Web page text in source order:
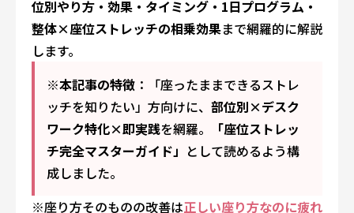
位別やり方・効果・タイミング・1日プログラム・
整体×座位ストレッチの相乗効果まで網羅的に解説
します。
※本記事の特徴 ：「座ったままできるストレ
ッチを知りたい」方向けに、 部位別×デスク
ワーク特化×即実践を網羅。
「座位ストレッ
チ完全マスターガイド」 として読めるよう構
成しました。
※座り方そのものの改善は正しい座り方なのに疲れ